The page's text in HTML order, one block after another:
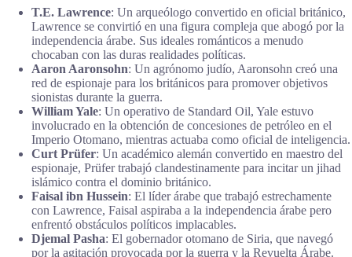
T.E. Lawrence: Un arqueólogo convertido en oficial británico,
Lawrence se convirtió en una figura compleja que abogó por la
independencia árabe. Sus ideales románticos a menudo
chocaban con las duras realidades políticas.
Aaron Aaronsohn: Un agrónomo judío, Aaronsohn creó una
red de espionaje para los británicos para promover objetivos
sionistas durante la guerra.
William Yale: Un operativo de Standard Oil, Yale estuvo
involucrado en la obtención de concesiones de petróleo en el
Imperio Otomano, mientras actuaba como oficial de inteligencia.
Curt Prüfer: Un académico alemán convertido en maestro del
espionaje, Prüfer trabajó clandestinamente para incitar un jihad
islámico contra el dominio británico.
Faisal ibn Hussein: El líder árabe que trabajó estrechamente
con Lawrence, Faisal aspiraba a la independencia árabe pero
enfrentó obstáculos políticos implacables.
Djemal Pasha: El gobernador otomano de Siria, que navegó
por la agitación provocada por la guerra y la Revuelta Árabe.